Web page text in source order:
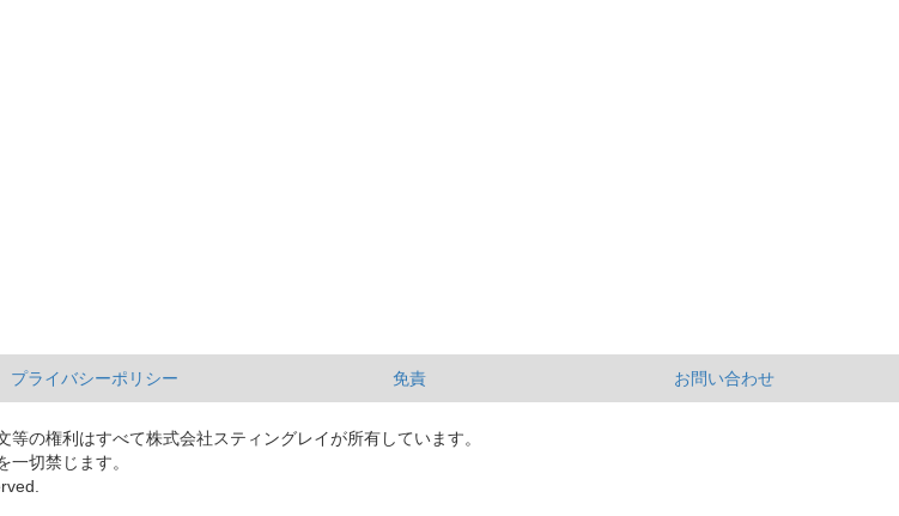
プライバシーポリシー 免責 お問い合わせ
の権利はすべて株式会社スティングレイが所有しています。
切禁じます。